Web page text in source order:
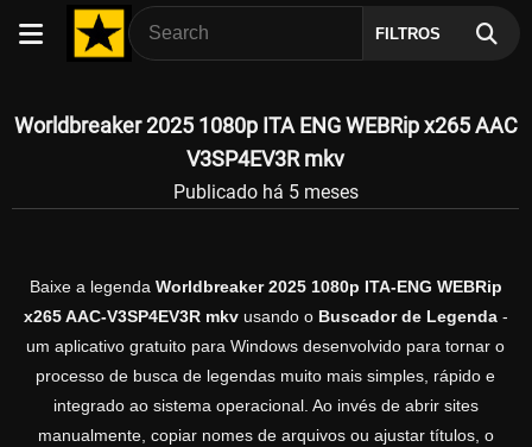
FILTROS
Worldbreaker 2025 1080p ITA ENG WEBRip x265 AAC
V3SP4EV3R mkv
Publicado há 5 meses
Baixe a legenda Worldbreaker 2025 1080p ITA-ENG WEBRip
x265 AAC-V3SP4EV3R mkvusando o Buscador de Legenda-
um aplicativo gratuito para Windows desenvolvido para tornar o
processo de busca de legendas muito mais simples, rápido e
integrado ao sistema operacional. Ao invés de abrir sites
manualmente, copiar nomes de arquivos ou ajustar títulos, o